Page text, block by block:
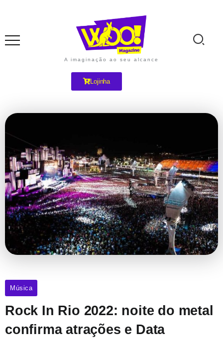
A imaginação ao seu alcance
Lojinha
Música
Rock In Rio 2022: noite do metal
confirma atrações e Data